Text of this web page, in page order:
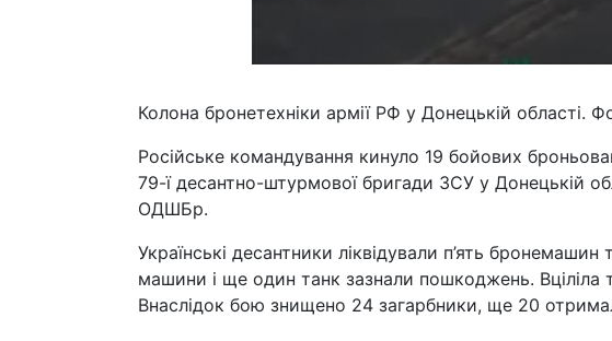
Колона бронетехніки армії РФ у Донецькій області.
Російське командування кинуло 19 бойових
79-ї десантно-штурмової бригади ЗСУ у Донецькій
ОДШБр.
Українські десантники ліквідували п’ять
машини і ще один танк зазнали пошкоджень. Вціліла
Внаслідок бою знищено 24 загарбники, ще 20